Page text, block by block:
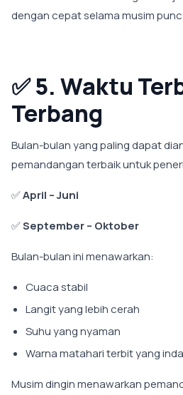
dengan cepat selama musim
✅5. Waktu
Terbang
Bulan-bulan yang paling dapat
pemandangan terbaik untuk
✅April – Juni
✅September – Oktober
Bulan-bulan ini menawarkan:
Cuaca stabil
Langit yang lebih cerah
Suhu yang nyaman
Warna matahari terbit yang
Musim dingin menawarkan